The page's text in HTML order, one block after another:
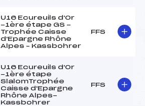
U16 Ecureuils d'Or
-1ère étape GS -
Trophée Caisse
d'Epargne Rhône
Alpes – Kassbohrer
FFS
U16 Ecureuils d'Or
-1ère étape
SlalomTrophée
Caisse d'Epargne
Rhône Alpes-
Kassbohrer
FFS